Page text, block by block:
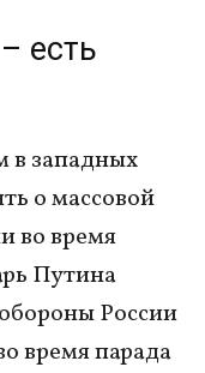
есть
западных
о массовой
во время
Путина
России
время парада